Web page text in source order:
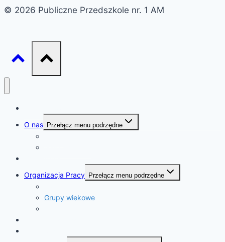
© 2026 Publiczne Przedszkole nr. 1 AM
O nas Przełącz menu podrzędne
Organizacja Pracy Przełącz menu podrzędne
Grupy wiekowe